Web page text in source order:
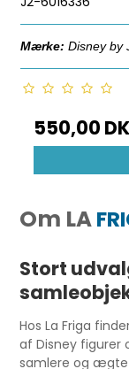
Mærke: Disney by
550,00
Om LA
Stort
Hos La Friga
af Disney figurer
samlere og ægte